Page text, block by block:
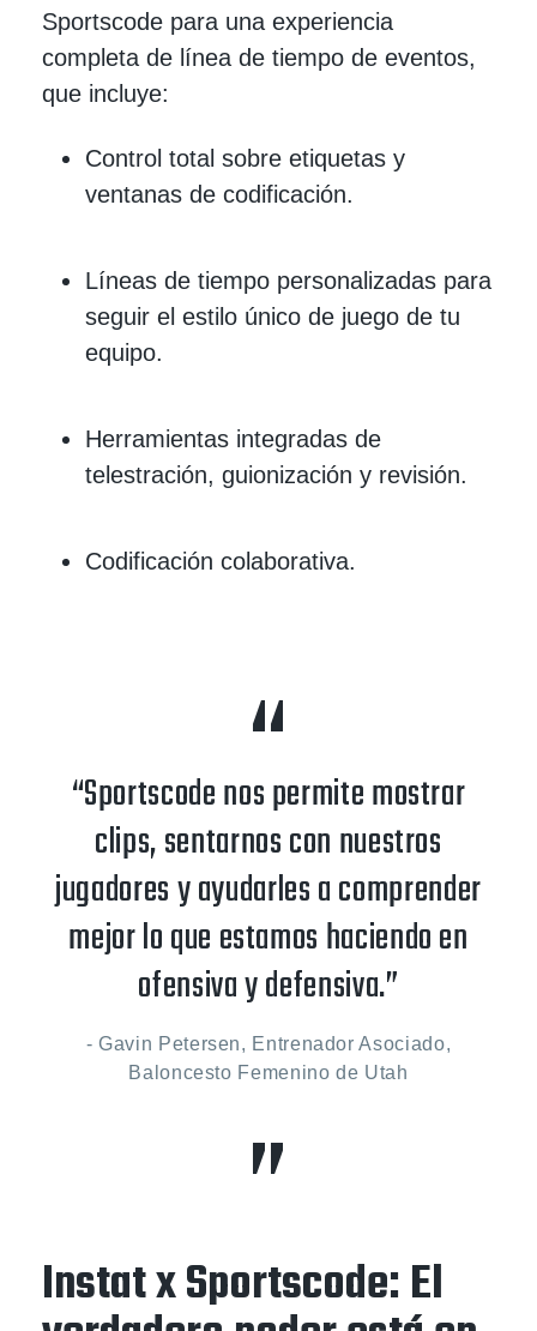
Sportscode para una experiencia
completa de línea de tiempo de eventos,
que incluye:
Control total sobre etiquetas y
ventanas de codificación.
Líneas de tiempo personalizadas para
seguir el estilo único de juego de tu
equipo.
Herramientas integradas de
telestración, guionización y revisión.
Codificación colaborativa.
“Sportscode nos permite mostrar
clips, sentarnos con nuestros
jugadores y ayudarles a comprender
mejor lo que estamos haciendo en
ofensiva y defensiva.”
- Gavin Petersen, Entrenador Asociado,
Baloncesto Femenino de Utah
Instat x Sportscode: El